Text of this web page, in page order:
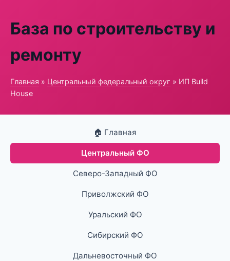
База по строительству и
ремонту
Главная » Центральный федеральный округ » ИП Build
House
🏠 Главная
Центральный ФО
Северо-Западный ФО
Приволжский ФО
Уральский ФО
Сибирский ФО
Дальневосточный ФО